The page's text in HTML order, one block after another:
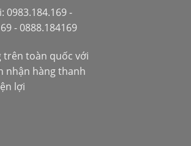
0983.184.169 -
- 0888.184169
trên toàn quốc với
nhận hàng thanh
lợi